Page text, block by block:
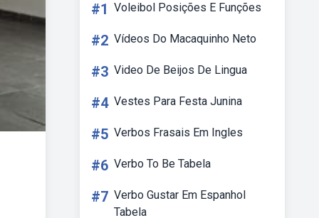
#1 Voleibol Posições E Funções
#2 Vídeos Do Macaquinho Neto
#3 Video De Beijos De Lingua
#4 Vestes Para Festa Junina
#5 Verbos Frasais Em Ingles
#6 Verbo To Be Tabela
#7 Verbo Gustar Em Espanhol
Tabela